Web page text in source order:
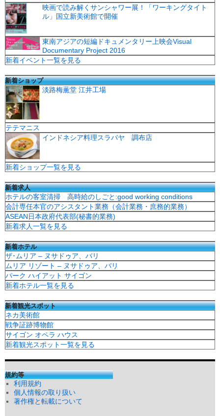
映画で読み解くサンシャワー展！「ワーキングタイト
ル」国立新美術館で開催
東南アジアの短編ドキュメンタリー上映会Visual
Documentary Project 2016
新着イベント一覧を見る
新着ショップ
淡路梅薫堂 江井工場
テテマニス
インドネシア料理スラバヤ 調布店
新着ショップ一覧を見る
新着求人
ホテルの客室清掃 高時給のしごと:good working conditions
会計専任本官のアシスタント業務（会計業務・庶務的業務）
ASEAN日本政府代表部(秘書的業務)
新着求人一覧を見る
新着ホテル
ザ･ムリア – ヌサドゥア、バリ
ムリア リゾート – ヌサドゥア、バリ
パーク ハイアット サイゴン
新着ホテル一覧を見る
新着観光スポット
ネカ美術館
戦争証跡博物館
サイゴン オペラ ハウス
新着観光スポット一覧を見る
規約等
利用規約
個人情報の取り扱い
著作権と転載について